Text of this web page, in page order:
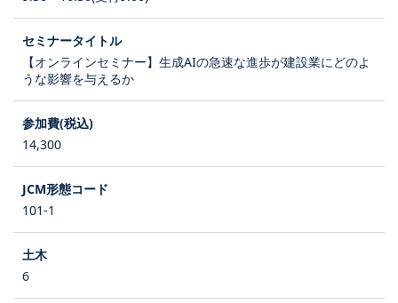
【オンラインセミナー】生成AIの急速な進歩が建設業にどのよ
うな影響を与えるか
14,300
101-1
6